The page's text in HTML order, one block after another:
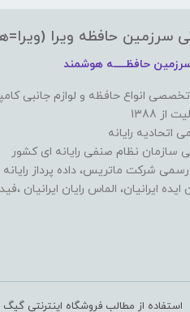
سرزمین حافظه ویرا
سرزمین حافظـــــه هوشمند
انواع حافظه و لوازم جانبی
1388
اتحادیه رایانه
نظام صنفی رایانه ای کشور
رسمی شرکت ماتریس، داده پرداز
ایده ایرانیان، الماس رایان ایرانیان
استفاده از مطالب فروشگاه اینترنتی